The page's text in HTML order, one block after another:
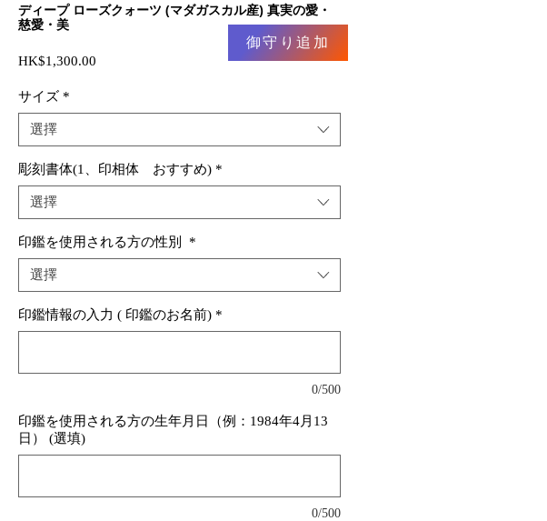
ディープ ローズクォーツ (マダガスカル産) 真実の愛・
慈愛・美
HK$1,300.00
サイズ *
選擇
彫刻書体(1、印相体 おすすめ) *
選擇
印鑑を使用される方の性別 *
選擇
印鑑情報の入力 ( 印鑑のお名前) *
0/500
印鑑を使用される方の生年月日（例：1984年4月13
日） (選填)
0/500
御守り追加